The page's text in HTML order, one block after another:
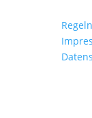
Regeln